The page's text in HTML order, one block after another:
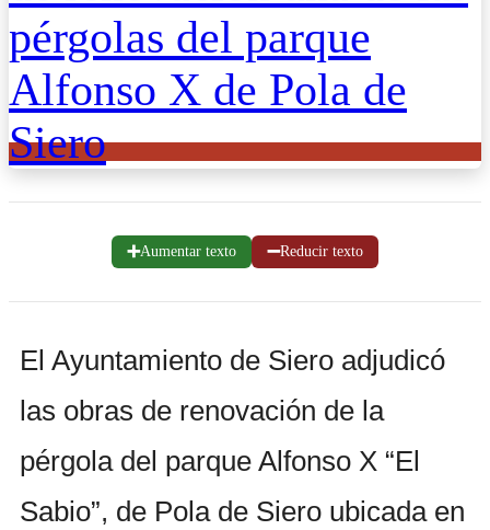
➕Aumentar texto ➖Reducir texto
El Ayuntamiento de Siero adjudicó
las obras de renovación de la
pérgola del parque Alfonso X “El
Sabio”, de Pola de Siero ubicada en